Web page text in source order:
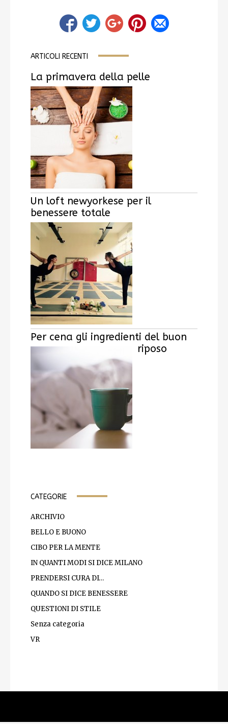
ARTICOLI RECENTI
La primavera della pelle
Un loft newyorkese per il
benessere totale
Per cena gli ingredienti del buon
riposo
CATEGORIE
ARCHIVIO
BELLO E BUONO
CIBO PER LA MENTE
IN QUANTI MODI SI DICE MILANO
PRENDERSI CURA DI…
QUANDO SI DICE BENESSERE
QUESTIONI DI STILE
Senza categoria
VR